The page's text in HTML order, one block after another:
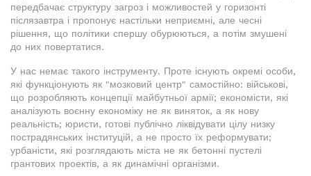
передбачає структуру загроз і можливостей у горизонті
післязавтра і пропонує настільки неприємні, але чесні
рішення, що політики спершу обурюються, а потім змушені
до них повертатися.
У нас немає такого інструменту. Проте існують окремі особи,
які функціонують як "мозковий центр" самостійно: військові,
що розробляють концепції майбутньої армії; економісти, які
аналізують воєнну економіку не як виняток, а як нову
реальність; юристи, готові публічно ліквідувати цілу низку
пострадянських інституцій, а не просто їх реформувати;
урбаністи, які розглядають міста не як бетонні пустелі
грантових проектів, а як динамічні організми.